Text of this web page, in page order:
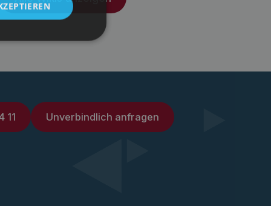
11 Unverbindlich anfragen